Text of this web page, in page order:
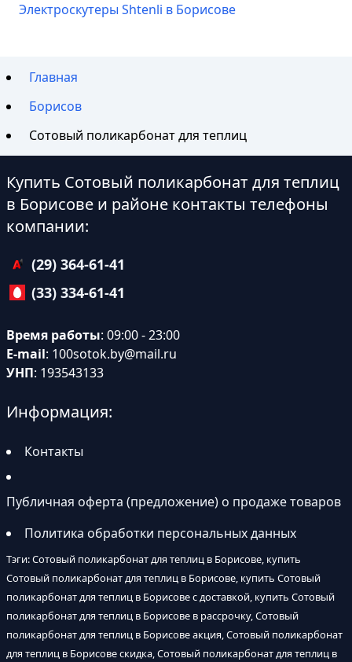
Электроскутеры Shtenli в Борисове
Главная
Борисов
Сотовый поликарбонат для теплиц
Купить Сотовый поликарбонат для теплиц
в Борисове и районе контакты телефоны
компании:
(29) 364-61-41
(33) 334-61-41
Время работы: 09:00 - 23:00
E-mail: 100sotok.by@mail.ru
УНП: 193543133
Информация:
Контакты
Публичная оферта (предложение) о продаже товаров
Политика обработки персональных данных
Тэги: Сотовый поликарбонат для теплиц в Борисове, купить
Сотовый поликарбонат для теплиц в Борисове, купить Сотовый
поликарбонат для теплиц в Борисове с доставкой, купить Сотовый
поликарбонат для теплиц в Борисове в рассрочку, Сотовый
поликарбонат для теплиц в Борисове акция, Сотовый поликарбонат
для теплиц в Борисове скидка, Сотовый поликарбонат для теплиц в